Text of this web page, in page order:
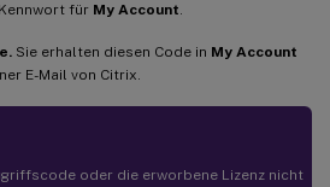
für My Account
Sie erhalten diesen Code in My Account
E-Mail von Citrix.
oder die erworbene Lizenz nicht